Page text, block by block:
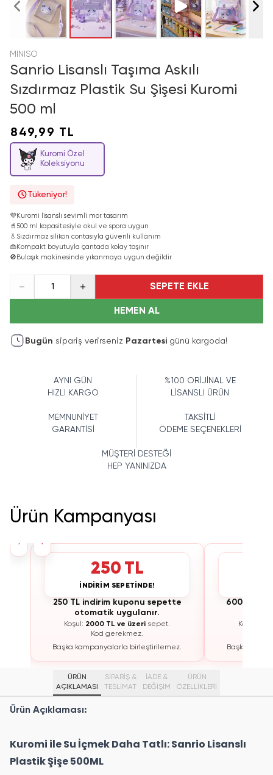
MINISO
Sanrio Lisanslı Taşıma Askılı
Sızdırmaz Plastik Su Şişesi Kuromi
500 ml
849,99 TL
Kuromi Özel
Koleksiyonu
Tükeniyor!
💜Kuromi lisanslı sevimli mor tasarım
🥤 500 ml kapasitesiyle okul ve spora uygun
💧 Sızdırmaz silikon contasıyla güvenli kullanım
👜Kompakt boyutuyla çantada kolay taşınır
🚫 Bulaşık makinesinde yıkanmaya uygun değildir
1 SEPETE EKLE
HEMEN AL
Bugün sipariş verirseniz Pazartesi günü kargoda!
AYNI GÜN
HIZLI KARGO
%100 ORİJİNAL VE
LİSANSLI ÜRÜN
MEMNUNİYET
GARANTİSİ
TAKSİTLİ
ÖDEME SEÇENEKLERİ
MÜŞTERİ DESTEĞİ
HEP YANINIZDA
Ürün Kampanyası
‹
›
250 TL
İNDİRİM SEPETİNDE!
250 TL indirim kuponu sepette
otomatik uygulanır.
Koşul: 2000 TL ve üzeri sepet.
Kod gerekmez.
Başka kampanyalarla birleştirilemez.
600 TL
Koşul:
Başka
ÜRÜN
AÇIKLAMASI
SİPARİŞ &
TESLİMAT
İADE &
DEĞİŞİM
ÜRÜN
ÖZELLIKLERI
Ürün Açıklaması:
Kuromi ile Su İçmek Daha Tatlı: Sanrio Lisanslı
Plastik Şişe 500ML